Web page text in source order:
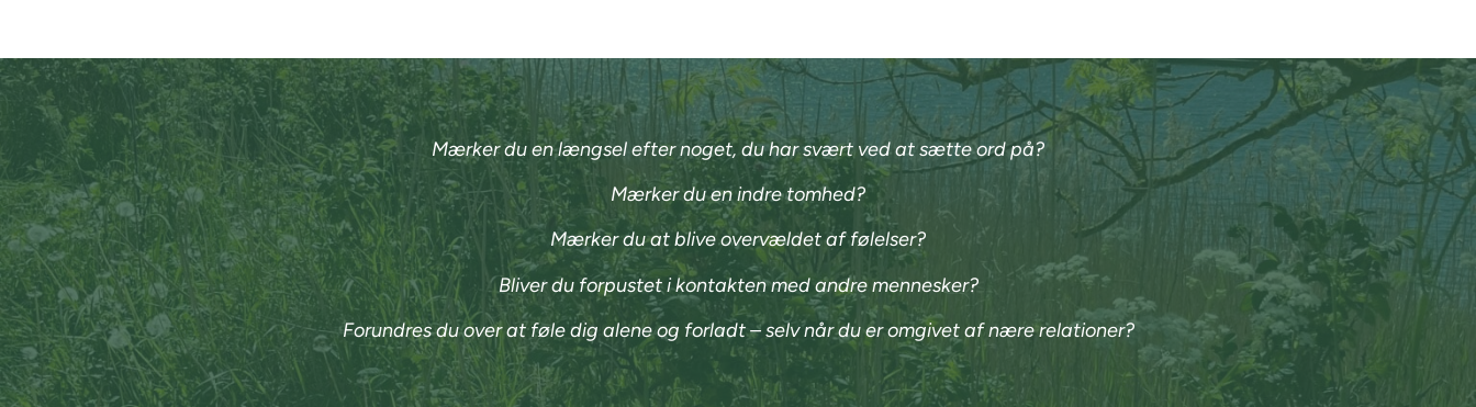
Mærker du en længsel efter noget, du har svært ved at sætte ord på?
Mærker du en indre tomhed?
Mærker du at blive overvældet af følelser?
Bliver du forpustet i kontakten med andre mennesker?
Forundres du over at føle dig alene og forladt – selv når du er omgivet af nære relationer?